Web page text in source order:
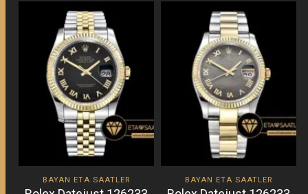
BAYAN ETA SAATLER BAYAN ETA SAATLER